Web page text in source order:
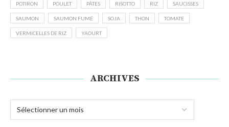
POTIRON POULET PÂTES RISOTTO RIZ SAUCISSES
SAUMON SAUMON FUMÉ SOJA THON TOMATE
VERMICELLES DE RIZ YAOURT
ARCHIVES